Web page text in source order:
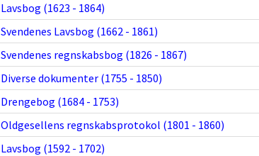
Lavsbog (1623 - 1864)
Svendenes Lavsbog (1662 - 1861)
Svendenes regnskabsbog (1826 - 1867)
Diverse dokumenter (1755 - 1850)
Drengebog (1684 - 1753)
Oldgesellens regnskabsprotokol (1801 - 1860)
Lavsbog (1592 - 1702)